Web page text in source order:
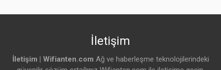
İletişim
İletişim | Wifianten.com Ağ ve haberleşme teknolojilerindeki